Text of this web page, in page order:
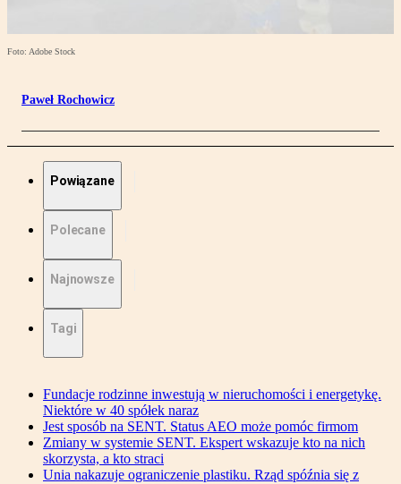
Foto: Adobe Stock
Paweł Rochowicz
Powiązane
Polecane
Najnowsze
Tagi
Fundacje rodzinne inwestują w nieruchomości i energetykę.
Niektóre w 40 spółek naraz
Jest sposób na SENT. Status AEO może pomóc firmom
Zmiany w systemie SENT. Ekspert wskazuje kto na nich
skorzysta, a kto straci
Unia nakazuje ograniczenie plastiku. Rząd spóźnia się z